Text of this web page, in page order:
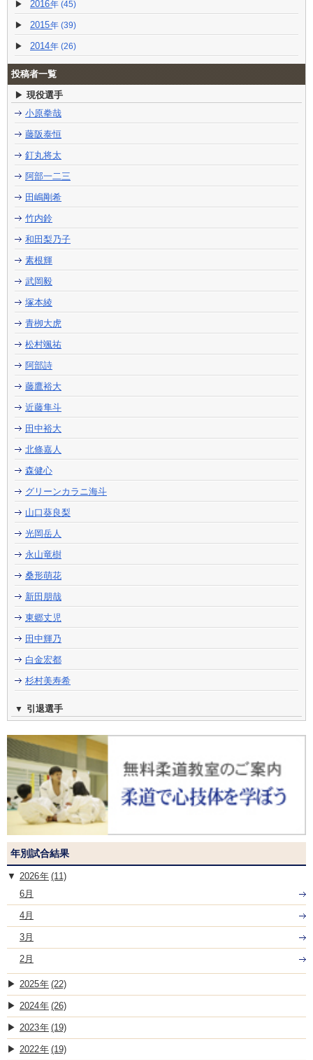
2016 (45)
2015 (39)
2014 (26)
投稿者一覧
現役選手
小原拳哉
藤阪泰恒
釘丸将太
阿部一二三
田嶋剛希
竹内鈴
和田梨乃子
素根輝
武岡毅
塚本綾
青栁大虎
松村颯祐
阿部詩
藤鷹裕大
近藤隼斗
田中裕大
北條嘉人
森健心
グリーンカラニ海斗
山口葵良梨
光岡岳人
永山竜樹
桑形萌花
新田朋哉
東郷丈児
田中輝乃
白金宏都
杉村美寿希
引退選手
年別試合結果
2026
(11)
6月
4月
3月
2月
2025 (22)
2024 (26)
2023 (19)
2022 (19)